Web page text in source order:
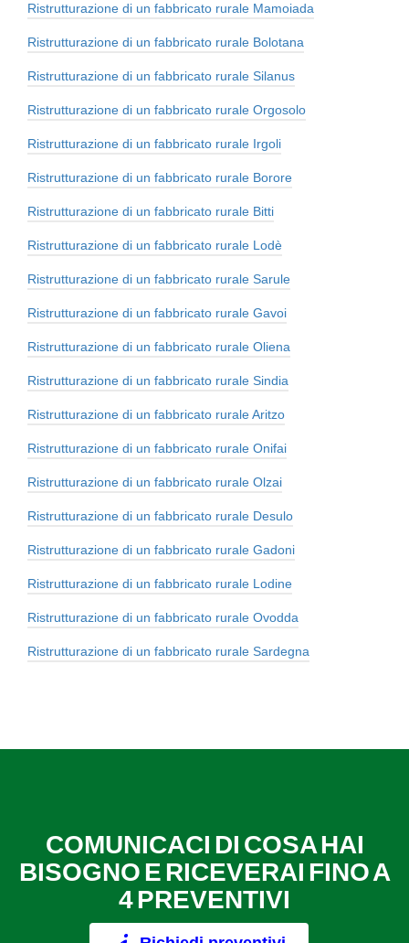
Ristrutturazione di un fabbricato rurale Mamoiada
Ristrutturazione di un fabbricato rurale Bolotana
Ristrutturazione di un fabbricato rurale Silanus
Ristrutturazione di un fabbricato rurale Orgosolo
Ristrutturazione di un fabbricato rurale Irgoli
Ristrutturazione di un fabbricato rurale Borore
Ristrutturazione di un fabbricato rurale Bitti
Ristrutturazione di un fabbricato rurale Lodè
Ristrutturazione di un fabbricato rurale Sarule
Ristrutturazione di un fabbricato rurale Gavoi
Ristrutturazione di un fabbricato rurale Oliena
Ristrutturazione di un fabbricato rurale Sindia
Ristrutturazione di un fabbricato rurale Aritzo
Ristrutturazione di un fabbricato rurale Onifai
Ristrutturazione di un fabbricato rurale Olzai
Ristrutturazione di un fabbricato rurale Desulo
Ristrutturazione di un fabbricato rurale Gadoni
Ristrutturazione di un fabbricato rurale Lodine
Ristrutturazione di un fabbricato rurale Ovodda
Ristrutturazione di un fabbricato rurale Sardegna
COMUNICACI DI COSA HAI
BISOGNO E RICEVERAI FINO A
4 PREVENTIVI